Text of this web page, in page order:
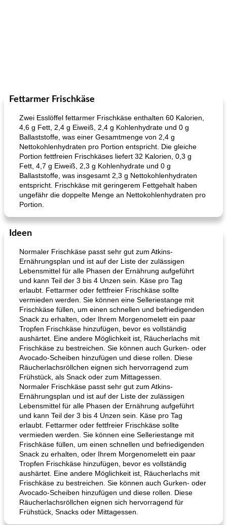
Fettarmer Frischkäse
Zwei Esslöffel fettarmer Frischkäse enthalten 60 Kalorien,
4,6 g Fett, 2,4 g Eiweiß, 2,4 g Kohlenhydrate und 0 g
Ballaststoffe, was einer Gesamtmenge von 2,4 g
Nettokohlenhydraten pro Portion entspricht. Die gleiche
Portion fettfreien Frischkäses liefert 32 Kalorien, 0,3 g
Fett, 4,7 g Eiweiß, 2,3 g Kohlenhydrate und 0 g
Ballaststoffe, was insgesamt 2,3 g Nettokohlenhydraten
entspricht. Frischkäse mit geringerem Fettgehalt haben
ungefähr die doppelte Menge an Nettokohlenhydraten pro
Portion.
Ideen
Normaler Frischkäse passt sehr gut zum Atkins-
Ernährungsplan und ist auf der Liste der zulässigen
Lebensmittel für alle Phasen der Ernährung aufgeführt
und kann Teil der 3 bis 4 Unzen sein. Käse pro Tag
erlaubt. Fettarmer oder fettfreier Frischkäse sollte
vermieden werden. Sie können eine Selleriestange mit
Frischkäse füllen, um einen schnellen und befriedigenden
Snack zu erhalten, oder Ihrem Morgenomelett ein paar
Tropfen Frischkäse hinzufügen, bevor es vollständig
aushärtet. Eine andere Möglichkeit ist, Räucherlachs mit
Frischkäse zu bestreichen. Sie können auch Gurken- oder
Avocado-Scheiben hinzufügen und diese rollen. Diese
Räucherlachsröllchen eignen sich hervorragend zum
Frühstück, als Snack oder zum Mittagessen.
Normaler Frischkäse passt sehr gut zum Atkins-
Ernährungsplan und ist auf der Liste der zulässigen
Lebensmittel für alle Phasen der Ernährung aufgeführt
und kann Teil der 3 bis 4 Unzen sein. Käse pro Tag
erlaubt. Fettarmer oder fettfreier Frischkäse sollte
vermieden werden. Sie können eine Selleriestange mit
Frischkäse füllen, um einen schnellen und befriedigenden
Snack zu erhalten, oder Ihrem Morgenomelett ein paar
Tropfen Frischkäse hinzufügen, bevor es vollständig
aushärtet. Eine andere Möglichkeit ist, Räucherlachs mit
Frischkäse zu bestreichen. Sie können auch Gurken- oder
Avocado-Scheiben hinzufügen und diese rollen. Diese
Räucherlachsröllchen eignen sich hervorragend für
Frühstück, Snacks oder Mittagessen.